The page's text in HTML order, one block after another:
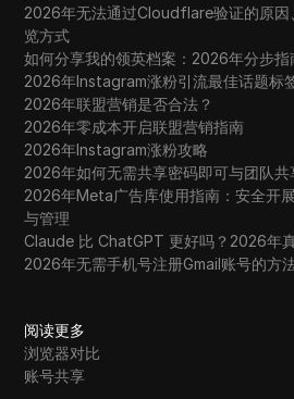
2026年无法通过Cloudflare验证的原因
览方式
如何分享我的领英档案：2026年分步指
2026年Instagram涨粉引流最佳话题标
2026年联盟营销是否合法？
2026年零成本开启联盟营销指南
2026年Instagram涨粉攻略
2026年如何无需共享密码即可与团队共
2026年Meta广告库使用指南：安全开
与管理
Claude 比 ChatGPT 更好吗？2026年
2026年无需手机号注册Gmail账号的方
阅读更多
浏览器对比
账号共享